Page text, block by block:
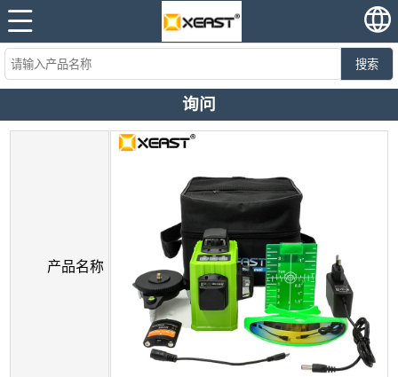
搜索
询问
产品名称